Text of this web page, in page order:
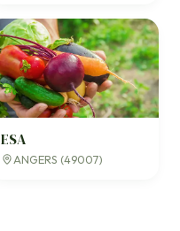
ESA
ANGERS (49007)